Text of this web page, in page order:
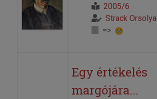
2005/6
Strack Orsolya
=>
Egy értékelés
margójára...